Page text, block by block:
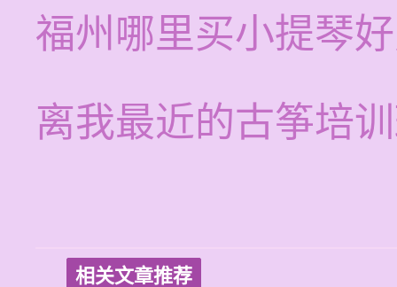
福州哪里买小提琴
离我最近的古筝培
相关文章推荐